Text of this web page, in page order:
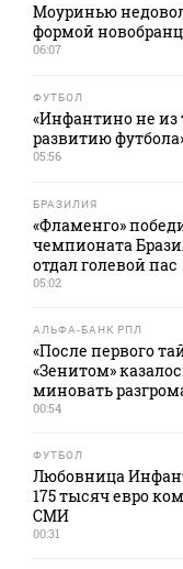
Моуринью
формой
06:07
ФУТБОЛ
«Инфантино не из
развитию
05:56
БРАЗИЛИЯ
«Фламенго»
чемпионата
отдал голевой пас
05:02
АЛЬФА-БАНК РПЛ
«После первого
«Зенитом»
миновать
00:54
ФУТБОЛ
Любовница
175 тысяч евро
СМИ
00:31